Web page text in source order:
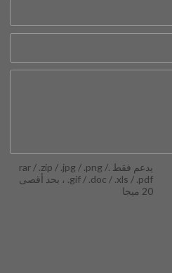
يدعم فقط .rar / .zip / .jpg / .png /
.gif / .doc / .xls / .pdf ، بحد أقصى
20 ميجا